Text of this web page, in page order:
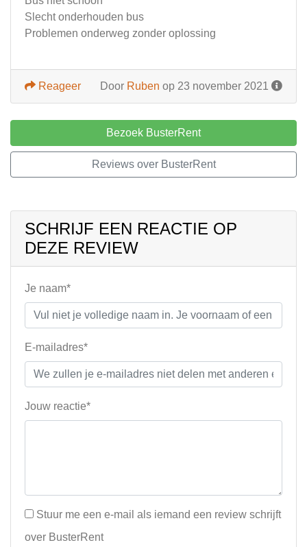
Slecht onderhouden bus
Problemen onderweg zonder oplossing
Door Ruben op 23 november 2021
Reageer
Bezoek BusterRent
Reviews over BusterRent
SCHRIJF EEN REACTIE OP
DEZE REVIEW
Je naam*
E-mailadres*
Jouw reactie*
Stuur me een e-mail als iemand een review schrijft
over BusterRent